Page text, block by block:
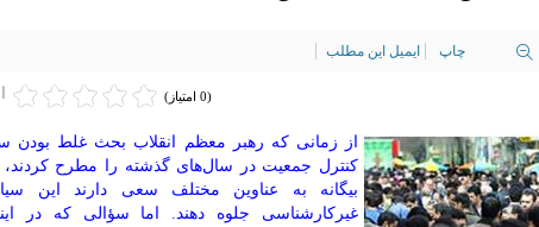
چاپ ایمیل این مطلب
(0 امتیاز)
از زمانی که رهبر معظم انقلاب بحث غلط بودن
کنترل جمعیت در سال‌های گذشته را مطرح کردند،
بیگانه به عناوین مختلف سعی دارند این
غیرکارشناسی جلوه دهند. اما سؤالی که در